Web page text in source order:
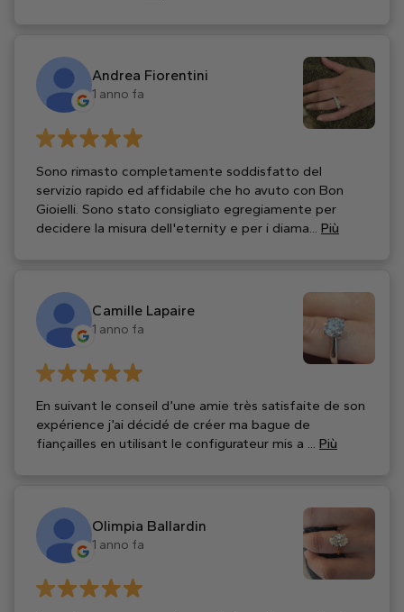
Andrea Fiorentini
1 anno fa
Sono rimasto completamente soddisfatto del
servizio rapido ed affidabile che ho avuto con Bon
Gioielli. Sono stato consigliato egregiamente per
decidere la misura dell'eternity e per i diama... Più
Camille Lapaire
1 anno fa
En suivant le conseil d’une amie très satisfaite de son
expérience j’ai décidé de créer ma bague de
fiançailles en utilisant le configurateur mis a ... Più
Olimpia Ballardin
1 anno fa